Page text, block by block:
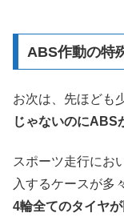
ABS作動の特
お次は、先ほども
じゃないのにABS
スポーツ走行にお
入するケースが多
4輪全てのタイヤ